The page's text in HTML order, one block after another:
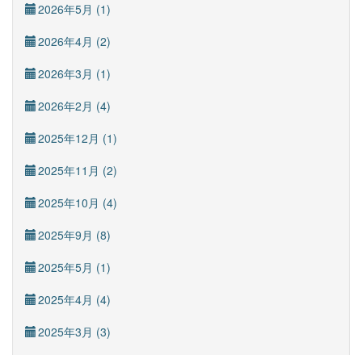
2026年5月 (1)
2026年4月 (2)
2026年3月 (1)
2026年2月 (4)
2025年12月 (1)
2025年11月 (2)
2025年10月 (4)
2025年9月 (8)
2025年5月 (1)
2025年4月 (4)
2025年3月 (3)